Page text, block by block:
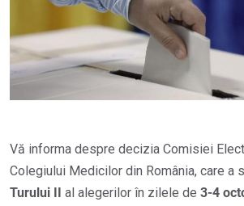
Vă informa despre decizia Comisiei
Colegiului Medicilor din România, care a
Turului II
al alegerilor în zilele de 3-4